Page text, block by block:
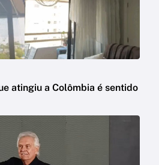
atingiu a Colômbia é sentido